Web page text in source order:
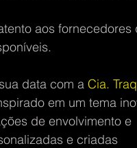
aos fornecedores
data com a Cia.
em um tema
de envolvimento e
e criadas